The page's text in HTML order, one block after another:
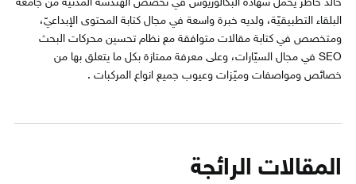
البلقاء التطبيقيّة، ولديه خبرة واسعة في مجال كتابة المحتوى الإبداعيّ،
ومتخصص في كتابة مقالات متوافقة مع نظام تحسين محركات البحث
SEO في مجال السيّارات، وعلى معرفة ممتازة بكل ما يتعلق بها من
خصائص ومواصفات وميّزات وعيوب جميع انواع المركبات .
المقالات الرائجة